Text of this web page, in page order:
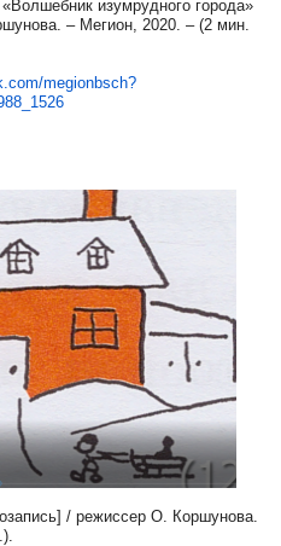
изумрудного города»
– Мегион, 2020. – (2 мин.
megionbsch?
/ режиссер О. Коршунова.